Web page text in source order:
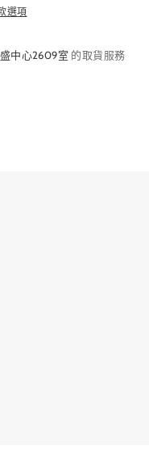
選項
中心2609室 的取貨服務